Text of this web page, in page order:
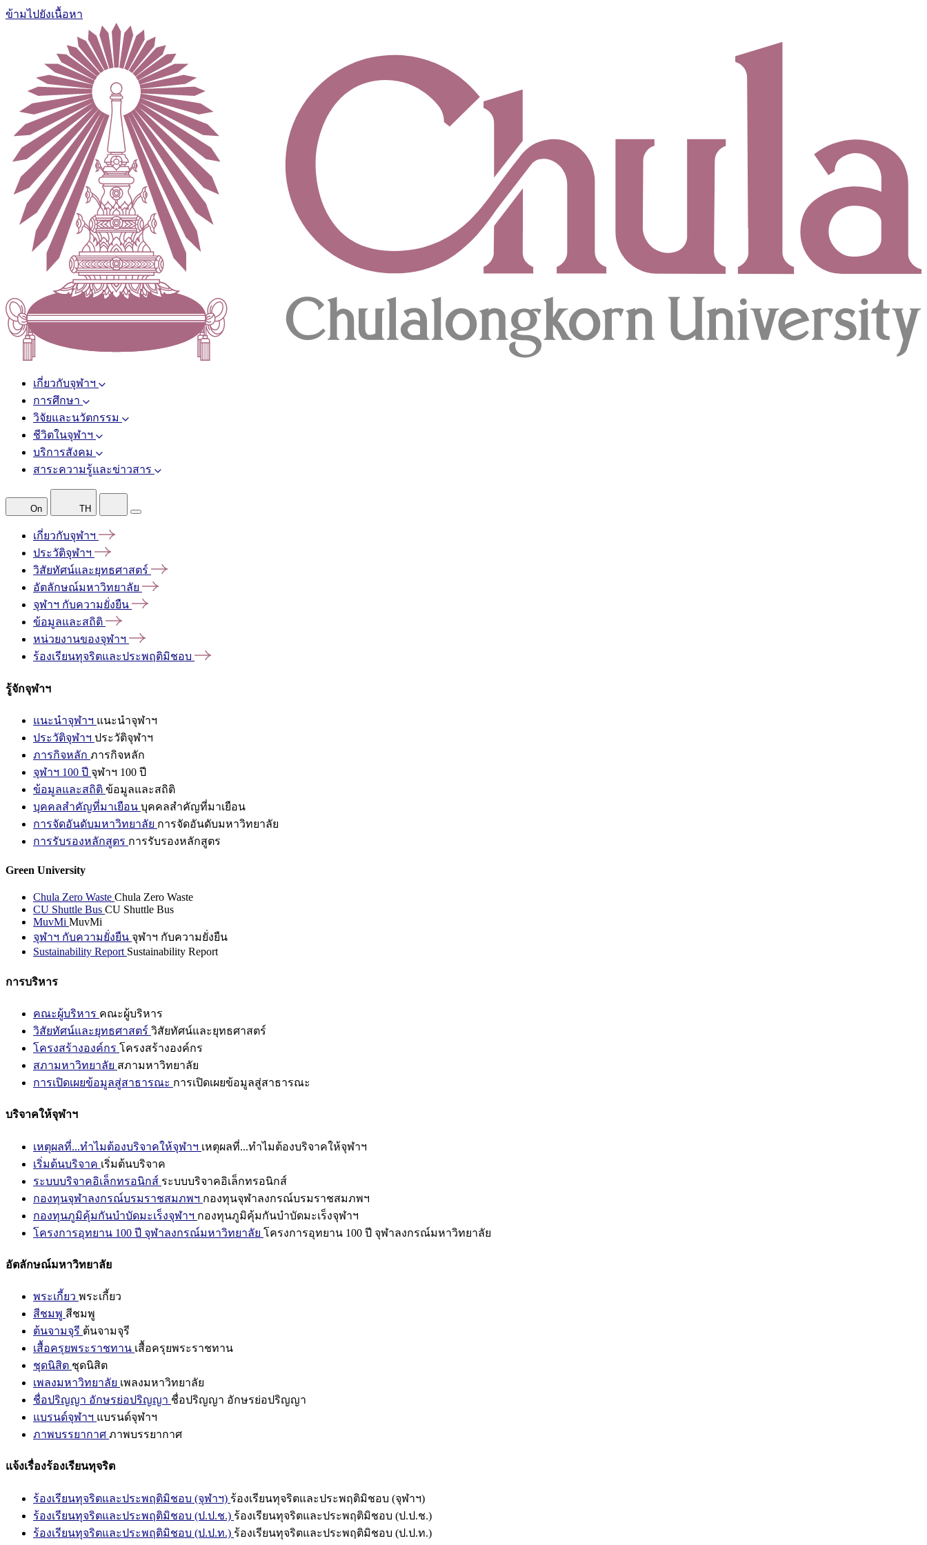
ข้ามไปยังเนื้อหา
เกี่ยวกับจุฬาฯ
การศึกษา
วิจัยและนวัตกรรม
ชีวิตในจุฬาฯ
บริการสังคม
สาระความรู้และข่าวสาร
On TH
เกี่ยวกับจุฬาฯ
ประวัติจุฬาฯ
วิสัยทัศน์และยุทธศาสตร์
อัตลักษณ์มหาวิทยาลัย
จุฬาฯ กับความยั่งยืน
ข้อมูลและสถิติ
หน่วยงานของจุฬาฯ
ร้องเรียนทุจริตและประพฤติมิชอบ
รู้จักจุฬาฯ
แนะนำจุฬาฯ แนะนำจุฬาฯ
ประวัติจุฬาฯ ประวัติจุฬาฯ
ภารกิจหลัก ภารกิจหลัก
จุฬาฯ 100 ปี จุฬาฯ 100 ปี
ข้อมูลและสถิติ ข้อมูลและสถิติ
บุคคลสำคัญที่มาเยือน บุคคลสำคัญที่มาเยือน
การจัดอันดับมหาวิทยาลัย การจัดอันดับมหาวิทยาลัย
การรับรองหลักสูตร การรับรองหลักสูตร
Green University
Chula Zero Waste Chula Zero Waste
CU Shuttle Bus CU Shuttle Bus
MuvMi MuvMi
จุฬาฯ กับความยั่งยืน จุฬาฯ กับความยั่งยืน
Sustainability Report Sustainability Report
การบริหาร
คณะผู้บริหาร คณะผู้บริหาร
วิสัยทัศน์และยุทธศาสตร์ วิสัยทัศน์และยุทธศาสตร์
โครงสร้างองค์กร โครงสร้างองค์กร
สภามหาวิทยาลัย สภามหาวิทยาลัย
การเปิดเผยข้อมูลสู่สาธารณะ การเปิดเผยข้อมูลสู่สาธารณะ
บริจาคให้จุฬาฯ
เหตุผลที่...ทำไมต้องบริจาคให้จุฬาฯ เหตุผลที่...ทำไมต้องบริจาคให้จุฬาฯ
เริ่มต้นบริจาค เริ่มต้นบริจาค
ระบบบริจาคอิเล็กทรอนิกส์ ระบบบริจาคอิเล็กทรอนิกส์
กองทุนจุฬาลงกรณ์บรมราชสมภพฯ กองทุนจุฬาลงกรณ์บรมราชสมภพฯ
กองทุนภูมิคุ้มกันบำบัดมะเร็งจุฬาฯ กองทุนภูมิคุ้มกันบำบัดมะเร็งจุฬาฯ
โครงการอุทยาน 100 ปี จุฬาลงกรณ์มหาวิทยาลัย โครงการอุทยาน 100 ปี จุฬาลงกรณ์มหาวิทยาลัย
อัตลักษณ์มหาวิทยาลัย
พระเกี้ยว พระเกี้ยว
สีชมพู สีชมพู
ต้นจามจุรี ต้นจามจุรี
เสื้อครุยพระราชทาน เสื้อครุยพระราชทาน
ชุดนิสิต ชุดนิสิต
เพลงมหาวิทยาลัย เพลงมหาวิทยาลัย
ชื่อปริญญา อักษรย่อปริญญา ชื่อปริญญา อักษรย่อปริญญา
แบรนด์จุฬาฯ แบรนด์จุฬาฯ
ภาพบรรยากาศ ภาพบรรยากาศ
แจ้งเรื่องร้องเรียนทุจริต
ร้องเรียนทุจริตและประพฤติมิชอบ (จุฬาฯ) ร้องเรียนทุจริตและประพฤติมิชอบ (จุฬาฯ)
ร้องเรียนทุจริตและประพฤติมิชอบ (ป.ป.ช.) ร้องเรียนทุจริตและประพฤติมิชอบ (ป.ป.ช.)
ร้องเรียนทุจริตและประพฤติมิชอบ (ป.ป.ท.) ร้องเรียนทุจริตและประพฤติมิชอบ (ป.ป.ท.)